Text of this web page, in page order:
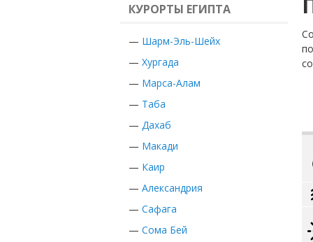
КУРОРТЫ ЕГИПТА
— Шарм-Эль-Шейх
— Хургада
— Марса-Алам
— Таба
— Дахаб
— Макади
— Каир
— Александрия
— Сафага
— Сома Бей